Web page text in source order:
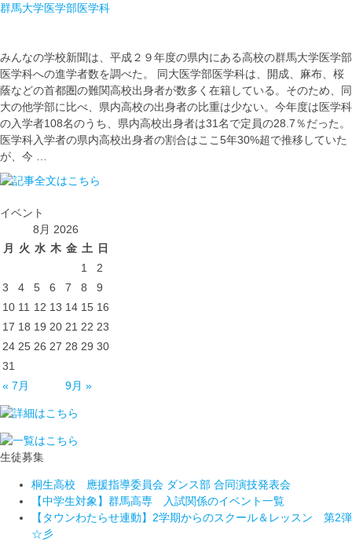
群馬大学医学部医学科
みんなの学校新聞は、平成２９年度の県内にある高校の群馬大学医学部
医学科への進学者数を調べた。 同大医学部医学科は、開成、麻布、桜
蔭などの首都圏の難関高校出身者が数多く在籍している。そのため、同
大の他学部に比べ、県内高校の出身者の比重は少ない。今年度は医学科
の入学者108名のうち、県内高校出身者は31名で定員の28.7％だった。
医学科入学者の県内高校出身者の割合はここ5年30%超で推移していた
が、今 …
イベント
8月 2026
月
火 水 木 金 土
日
1
2
3
4 5 6 7 8
9
10 11 12 13 14 15 16
17 18 19 20 21 22 23
24 25 26 27 28 29 30
31
« 7月
9月 »
生徒募集
桐生高校 應援指導委員会 ダンス部 合同演技発表会
【中学生対象】群馬高専 入試関係のイベント一覧
【タウンわたらせ連動】2学期からのスクール＆レッスン 第2弾
☆彡